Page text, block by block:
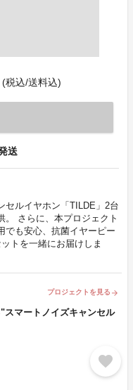
(税込/送料込)
送
セルイヤホン「TILDE」2台
。 さらに、本プロジェクト
でも安心、抗菌イヤーピー
トを一緒にお届けしま
プロジェクトを見る arrow_forward
スマートノイズキャンセル
favorite